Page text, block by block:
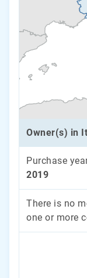
Owner(s) in
Purchase
2019
There is no
one or more